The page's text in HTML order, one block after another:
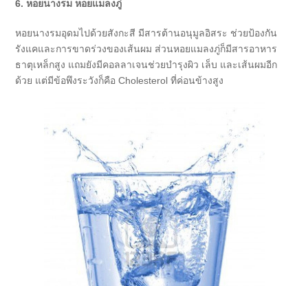
6. หอยนางรม หอยแมลงภู่
หอยนางรมอุดมไปด้วยสังกะสี มีสารต้านอนุมูลอิสระ ช่วยป้องกัน
รังแคและการขาดร่วงของเส้นผม ส่วนหอยแมลงภู่ก็มีสารอาหาร
ธาตุเหล็กสูง แถมยังมีคอลลาเจนช่วยบำรุงผิว เล็บ และเส้นผมอีก
ด้วย แต่มีข้อพึงระวังก็คือ Cholesterol ที่ค่อนข้างสูง